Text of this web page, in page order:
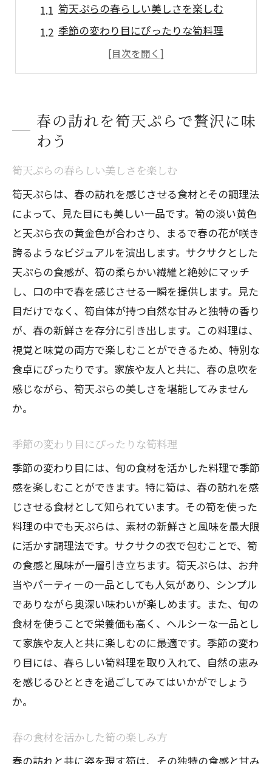
筍天ぷらの春らしい美しさを楽しむ
季節の変わり目にぴったりな筍料理
春の食材を活かした筍の楽しみ方
筍の旬を逃さず味わうための秘訣
贅沢な筍天ぷらで春を味わう理由
筍の甘みを引き出す天ぷらの作り方
甘みを最大限に引き出す下ごしらえ
筍の甘さを活かす揚げ方のコツ
素材の持ち味を引き出す秘訣
家庭で簡単にできる甘みの引き出し方
プロが教える筍の甘みを活かす方法
サクサク衣の美味しさ筍天ぷらの魅力
衣のサクサク感を保つ秘訣
筍天ぷらの衣に込めるこだわり
軽やかな衣で筍の美味しさを引き立てる
揚げたての筍天ぷらの味わい
筍天ぷらで楽しむ春の特別なひととき
筍天ぷらで彩る春の食卓
友人と楽しむ筍天ぷらパーティ
家族で囲む贅沢な春の食事
特別な日のための筍のレシピ
筍天ぷらと共に楽しむ春の風物詩
筍料理で心温まるひとときを
家庭で簡単に作れる筍天ぷらのポイント
初心者でも簡単！筍天ぷらの作り方
家庭で失敗しない調理法
材料選びから始める筍天ぷら
筍天ぷらを家庭で美味しく作るコツ
短時間で美味しい筍天ぷらを作る
筍の風味を最大限に活かす天ぷらレシピ
春の訪れを筍天ぷらで贅沢に味
わう
筍天ぷらの春らしい美しさを楽しむ
筍天ぷらは、春の訪れを感じさせる食材とその調理法
によって、見た目にも美しい一品です。筍の淡い黄色
と天ぷら衣の黄金色が合わさり、まるで春の花が咲き
誇るようなビジュアルを演出します。サクサクとした
天ぷらの食感が、筍の柔らかい繊維と絶妙にマッチ
し、口の中で春を感じさせる一瞬を提供します。見た
目だけでなく、筍自体が持つ自然な甘みと独特の香り
が、春の新鮮さを存分に引き出します。この料理は、
視覚と味覚の両方で楽しむことができるため、特別な
食卓にぴったりです。家族や友人と共に、春の息吹を
感じながら、筍天ぷらの美しさを堪能してみません
か。
季節の変わり目にぴったりな筍料理
季節の変わり目には、旬の食材を活かした料理で季節
感を楽しむことができます。特に筍は、春の訪れを感
じさせる食材として知られています。その筍を使った
料理の中でも天ぷらは、素材の新鮮さと風味を最大限
に活かす調理法です。サクサクの衣で包むことで、筍
の食感と風味が一層引き立ちます。筍天ぷらは、お弁
当やパーティーの一品としても人気があり、シンプル
でありながら奥深い味わいが楽しめます。また、旬の
食材を使うことで栄養価も高く、ヘルシーな一品とし
て家族や友人と共に楽しむのに最適です。季節の変わ
り目には、春らしい筍料理を取り入れて、自然の恵み
を感じるひとときを過ごしてみてはいかがでしょう
か。
春の食材を活かした筍の楽しみ方
春の訪れと共に姿を現す筍は、その独特の食感と甘み